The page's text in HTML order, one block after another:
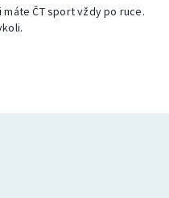
máte ČT sport vždy po ruce.